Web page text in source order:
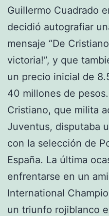
Guillermo Cuadrado
decidió autografiar
mensaje “De
victoria!”, y que
un precio inicial de
40 millones de
Cristiano, que milita
Juventus, disputaba
con la selección de
España. La última
enfrentarse en un
International
un triunfo rojiblanco